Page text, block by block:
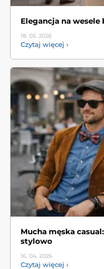
Elegancja na
18. 05. 2026
Czytaj więcej ›
Mucha męska
stylowo
16. 04. 2026
Czytaj więcej ›